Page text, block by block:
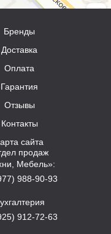
Бренды
Доставка
Оплата
Гарантия
Отзывы
Контакты
сайта
продаж
Мебель»:
988-90-93
912-72-63